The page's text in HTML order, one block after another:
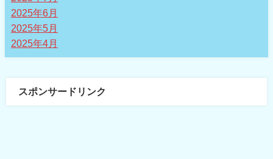
2025年6月
2025年5月
2025年4月
スポンサードリンク